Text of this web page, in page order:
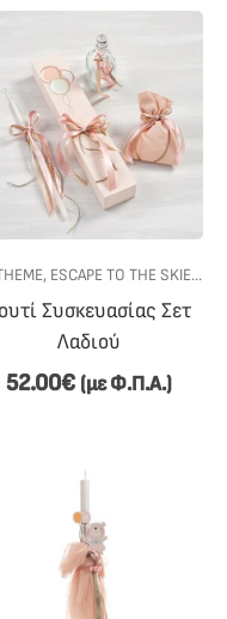
ΒΆΠΤΙΣΗ,ΕΊΔΗ ΒΆΠΤΙΣΗΣ,ΣΕΤ
, ESCAPE TO THE SKIES ,
Συσκευασίας Σετ
Λαδιού
52.00€ (με Φ.Π.Α.)